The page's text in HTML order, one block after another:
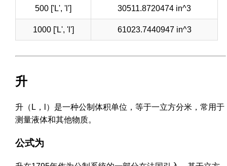
500 ['L', 'l'] 30511.8720474 in^3
1000 ['L', 'l'] 61023.7440947 in^3
升
升（L，l）是一种公制体积单位，等于一立方分米，常用于
测量液体和其他物质。
公式为